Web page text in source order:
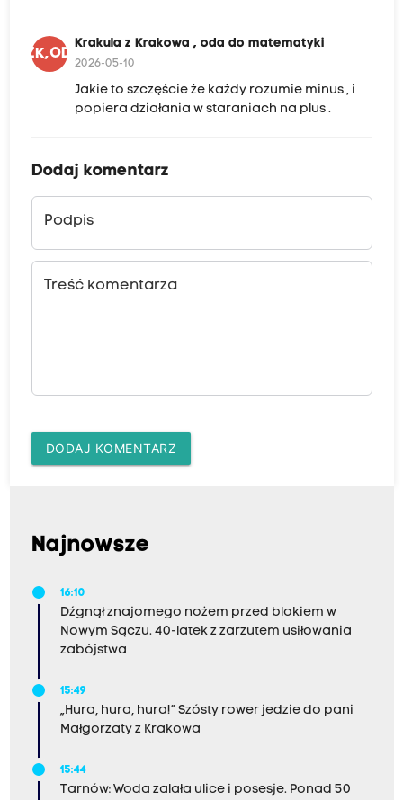
KZK,ODM
Krakula z Krakowa , oda do matematyki
2026-05-10
Jakie to szczęście że każdy rozumie minus , i
popiera działania w staraniach na plus .
Dodaj komentarz
Podpis
Treść komentarza
DODAJ KOMENTARZ
Najnowsze
16:10
Dźgnął znajomego nożem przed blokiem w
Nowym Sączu. 40-latek z zarzutem usiłowania
zabójstwa
15:49
„Hura, hura, hura!” Szósty rower jedzie do pani
Małgorzaty z Krakowa
15:44
Tarnów: Woda zalała ulice i posesje. Ponad 50